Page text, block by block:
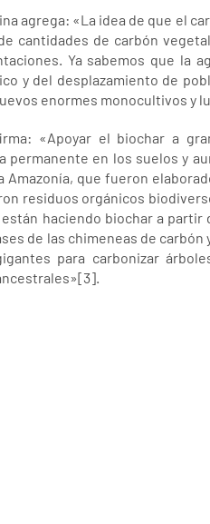
agrega: «La idea de que el
cantidades de carbón
Ya sabemos que la
y del desplazamiento de
enormes monocultivos y
«Apoyar el biochar a
en los suelos y
que fueron
residuos orgánicos
haciendo biochar a
de las chimeneas de
para carbonizar